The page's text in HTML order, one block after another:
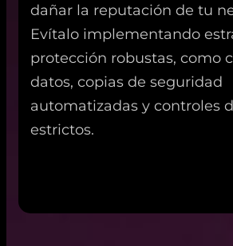
dañar la reputación de tu
Evítalo implementando
protección robustas, como
datos, copias de seguridad
automatizadas y controles
estrictos.